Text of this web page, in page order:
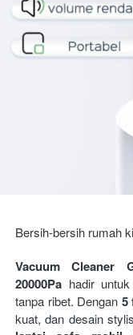
Bersih-bersih rumah
Vacuum Cleaner
20000Pa hadir
tanpa ribet. Dengan 5